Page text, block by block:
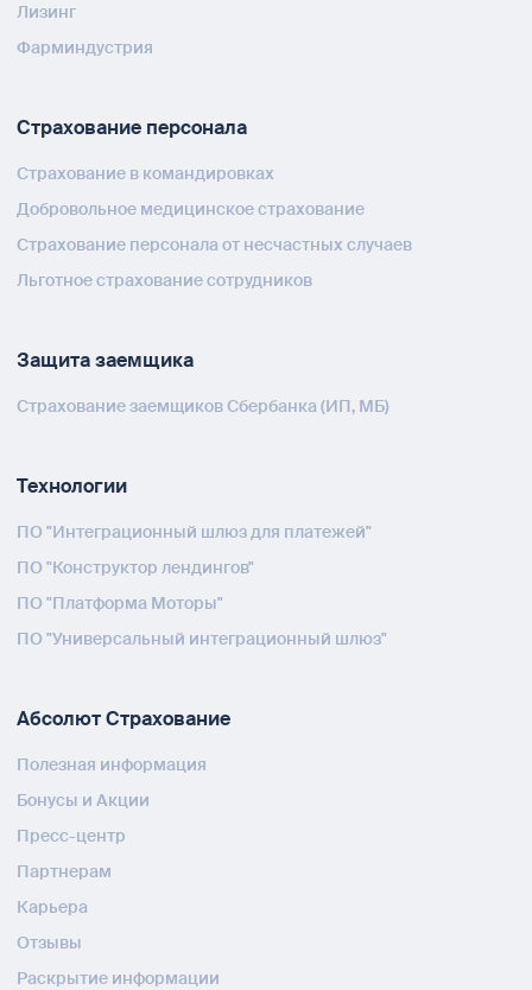
Лизинг
Фарминдустрия
Страхование персонала
Страхование в командировках
Добровольное медицинское страхование
Страхование персонала от несчастных случаев
Льготное страхование сотрудников
Защита заемщика
Страхование заемщиков Сбербанка (ИП, МБ)
Технологии
ПО "Интеграционный шлюз для платежей"
ПО "Конструктор лендингов"
ПО "Платформа Моторы"
ПО "Универсальный интеграционный шлюз"
Абсолют Страхование
Полезная информация
Бонусы и Акции
Пресс-центр
Партнерам
Карьера
Отзывы
Раскрытие информации